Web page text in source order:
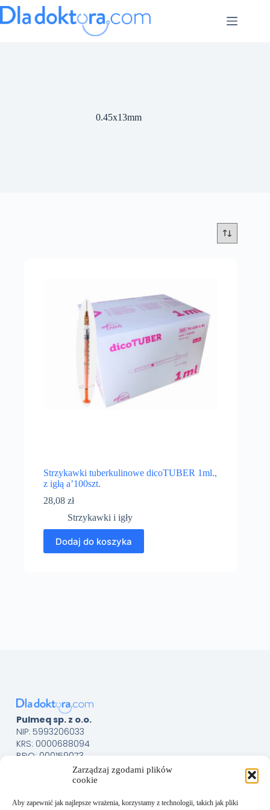
Zarządzaj zgodami plików
cookie
Aby zapewnić jak najlepsze wrażenia, korzystamy z technologii, takich jak pliki
0.45x13mm
Strzykawki tuberkulinowe dicoTUBER 1ml.,
z igłą a’100szt.
28,08 zł
Strzykawki i igły
Dodaj do koszyka
Pulmeq sp. z o.o.
NIP: 5993206033
KRS: 0000688094
BDO: 000159073
Menu
Kontakt